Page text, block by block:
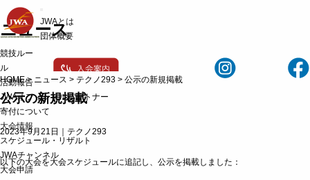
o
g
n
v
i
a
t
o
JWAとは
団体概要
競技ルー
ル
活動報告
JWAオフィシャルパートナー
寄付について
大会情報
スケジュール・リザルト
JWAチャンネル
大会申請
ニュース
HOME>ニュース > テクノ293 > 公示の新規掲載
公示の新規掲載
2023年9月21日｜ テクノ293
以下の大会を大会スケジュールに追記し、公示を掲載しました：